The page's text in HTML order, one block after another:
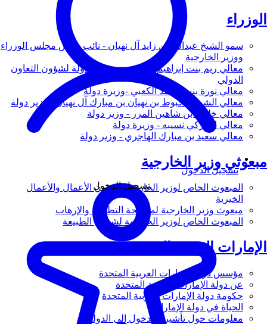
الوزراء
سمو الشيخ عبدالله بن زايد آل نهيان - نائب رئيس مجلس الوزراء
ووزير الخارجية
معالي ريم بنت إبراهيم الهاشمي - وزيرة دولة لشؤون التعاون
الدولي
معالي نورة بنت محمد الكعبي -وزيرة دولة
معالي الشيخ شخبوط بن نهيان بن مبارك آل نهيان - وزير دولة
معالي خليفة بن شاهين المرر - وزير دولة
معالي لانا زكي نسيبه - وزيرة دولة
معالي سعيد بن مبارك الهاجري - وزير دولة
مبعوثي وزير الخارجية
المبعوث الخاص لوزير الخارجية لشؤون الأعمال والأعمال
الخيرية
مبعوث وزير الخارجية لمكافحة التطرف والإرهاب
المبعوث الخاص لوزير الخارجية لشؤون الطبيعة
الإمارات العربية المتحدة
مؤسس دولة الإمارات العربية المتحدة
عن دولة الإمارات العربية المتحدة
حكومة دولة الإمارات العربية المتحدة
الحياة في دولة الإمارات
معلومات حول تأشيرة الدخول إلى الدولة
تسجيل الدخول
تسجيل الدخول